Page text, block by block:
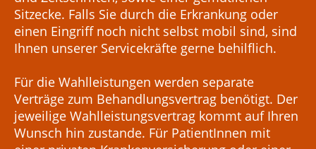
Sitzecke. Falls Sie durch die Erkrankung oder
einen Eingriff noch nicht selbst mobil sind, sind
Ihnen unserer Servicekräfte gerne behilflich.
Für die Wahlleistungen werden separate
Verträge zum Behandlungsvertrag benötigt. Der
jeweilige Wahlleistungsvertrag kommt auf Ihren
Wunsch hin zustande. Für PatientInnen mit